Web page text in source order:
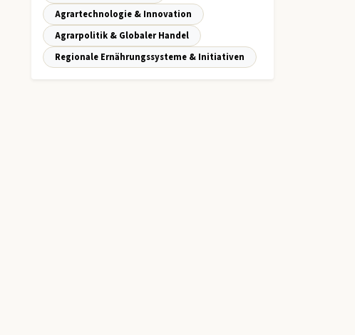
Agrartechnologie & Innovation
Agrarpolitik & Globaler Handel
Regionale Ernährungssysteme & Initiativen